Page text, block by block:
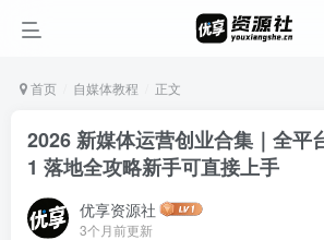
首页 自媒体教程 正文
2026 新媒体运营创业合集｜全平
1 落地全攻略新手可直接上手
优享资源社
3个月前更新